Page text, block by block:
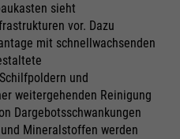
sieht
vor. Dazu
mit schnellwachsenden
und
weitergehenden Reinigung
Dargebotsschwankungen
Mineralstoffen werden